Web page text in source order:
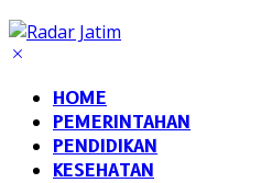
HOME
PEMERINTAHAN
PENDIDIKAN
KESEHATAN